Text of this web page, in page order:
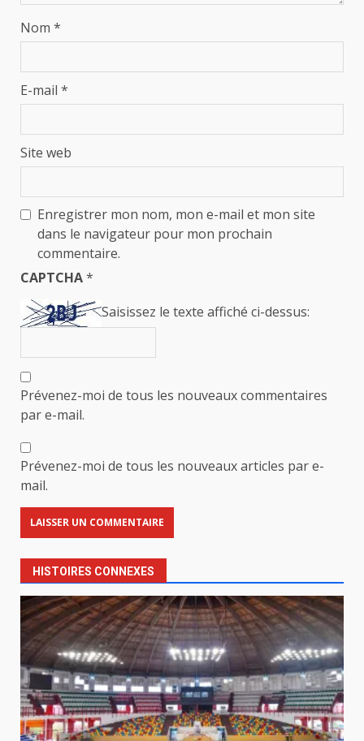
Nom *
E-mail *
Site web
Enregistrer mon nom, mon e-mail et mon site
dans le navigateur pour mon prochain
commentaire.
CAPTCHA*
Saisissez le texte affiché ci-dessus:
Prévenez-moi de tous les nouveaux commentaires
par e-mail.
Prévenez-moi de tous les nouveaux articles par e-
mail.
HISTOIRES CONNEXES